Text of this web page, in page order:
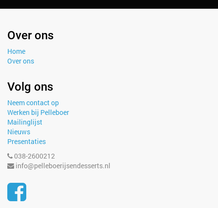
Over ons
Home
Over ons
Volg ons
Neem contact op
Werken bij Pelleboer
Mailinglijst
Nieuws
Presentaties
038-2600212
info@pelleboerijsendesserts.nl